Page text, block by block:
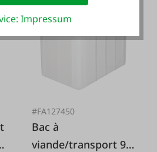
#FA127450
Bac à
viande/transport 96
Impressum